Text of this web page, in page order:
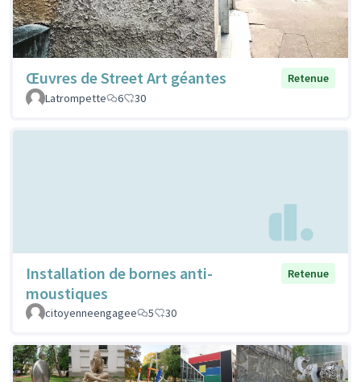
Œuvres de Street Art géantes
Retenue
Latrompette
6 30
Installation de bornes anti-
moustiques
Retenue
citoyenneengagee 5 30